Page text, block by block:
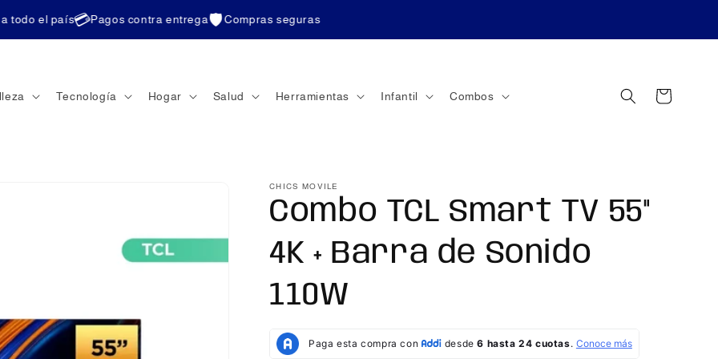
el país💳Pagos contra entrega🛡️Compras seguras
Tecnología Hogar Salud Herramientas Infantil Combos Carrito
CHICS MOVILE
Combo TCL Smart TV 55"
4K + Barra de Sonido
110W